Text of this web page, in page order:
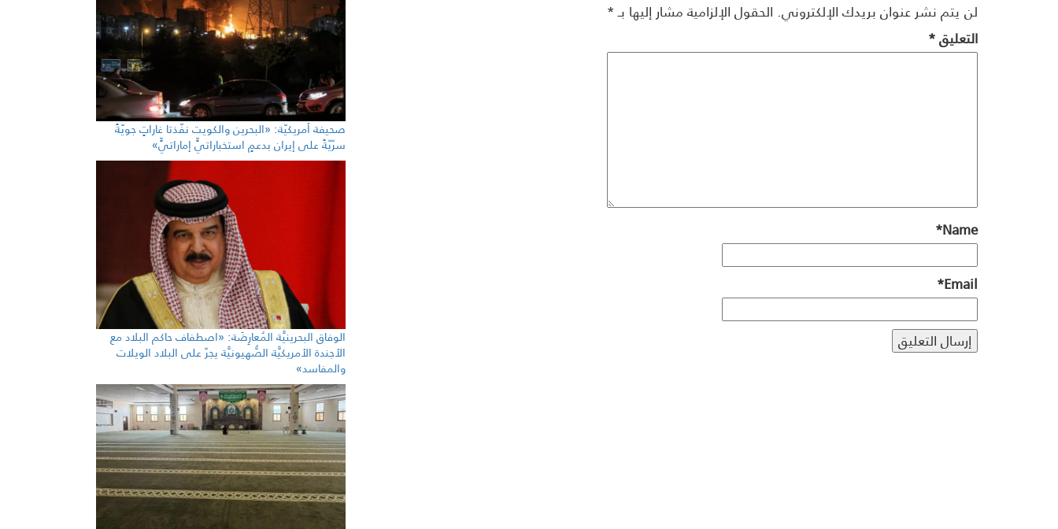
لن يتم نشر عنوان بريدك الإلكتروني. الحقول الإلزامية مشار إليها بـ*
التعليق*
Name
*
Email
*
صحيفة أمريكيّة: «البحرين والكويت نفّذتا غاراتٍ جويّةً
سرّيّةً على إيران بدعمٍ استخباراتيٍّ إماراتيٍّ»
الوفاق البحرينيَّة المُعارِضَة: «اصطفاف حاكم البلاد مع
الأجندة الأمريكيَّة الصُّهيونيَّة يجرّ على البلاد الويلات
والمفاسد»